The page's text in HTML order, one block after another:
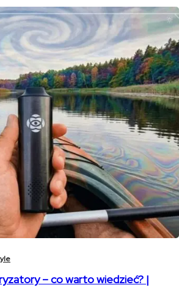
– co warto wiedzieć? |